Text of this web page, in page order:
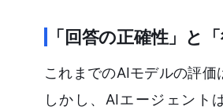
「回答の正確性」と
これまでのAIモデルの評価
しかし、AIエージェント